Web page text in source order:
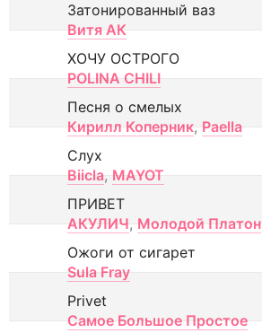
Затонированный ваз
Витя АК
ХОЧУ ОСТРОГО
POLINA CHILI
Песня о смелых
Кирилл Коперник, Paella
Слух
Biicla, MAYOT
ПРИВЕТ
АКУЛИЧ, Молодой Платон
Ожоги от сигарет
Sula Fray
Privet
Самое Большое Простое